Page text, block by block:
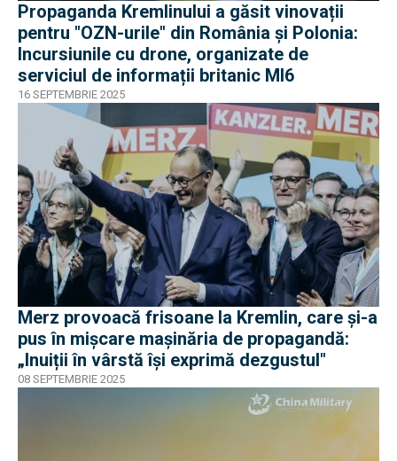
Propaganda Kremlinului a găsit vinovații
pentru "OZN-urile" din România și Polonia:
Incursiunile cu drone, organizate de
serviciul de informații britanic MI6
16 SEPTEMBRIE 2025
Merz provoacă frisoane la Kremlin, care și-a
pus în mișcare mașinăria de propagandă:
„Inuiții în vârstă își exprimă dezgustul"
08 SEPTEMBRIE 2025